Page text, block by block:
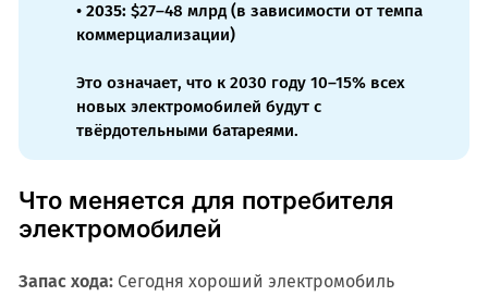
• 2035: $27–48 млрд (в зависимости от темпа
коммерциализации)
Это означает, что к 2030 году 10–15% всех
новых электромобилей будут с
твёрдотельными батареями.
Что меняется для потребителя
электромобилей
Запас хода:Сегодня хороший электромобиль